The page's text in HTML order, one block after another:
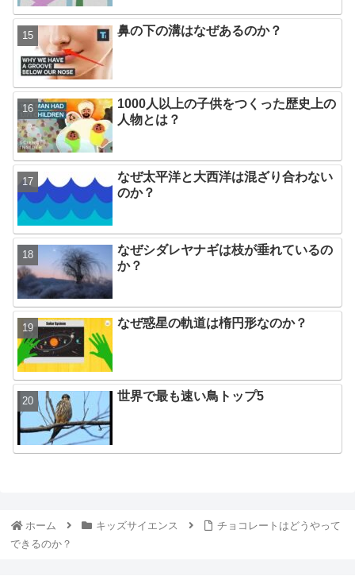
鼻の下の溝はなぜあるのか？
1000人以上の子供をつくった歴史上の
人物とは？
なぜ太平洋と大西洋は混ざり合わない
のか？
なぜシダレヤナギは枝が垂れているの
か？
なぜ惑星の軌道は楕円形なのか？
世界で最も速い鳥トップ5
ホーム キッズサイエンス
チョコレートはどうやって
できるのか？